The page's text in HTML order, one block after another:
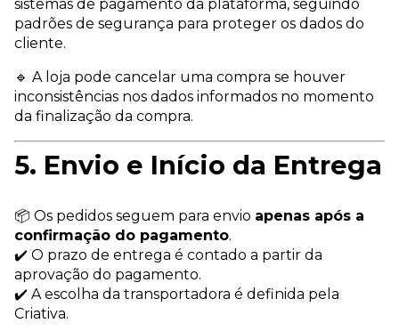
sistemas de pagamento da plataforma, seguindo
padrões de segurança para proteger os dados do
cliente.
🔹 A loja pode cancelar uma compra se houver
inconsistências nos dados informados no momento
da finalização da compra.
5. Envio e Início da Entrega
📦 Os pedidos seguem para envio apenas após a
confirmação do pagamento.
✔️ O prazo de entrega é contado a partir da
aprovação do pagamento.
✔️ A escolha da transportadora é definida pela
Criativa.